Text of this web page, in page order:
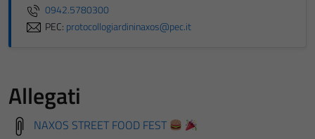
0942.5780300
PEC: protocollogiardininaxos@pec.it
Allegati
NAXOS STREET FOOD FEST